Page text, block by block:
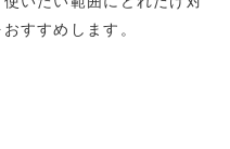
すすめします。